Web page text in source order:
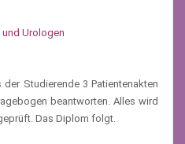
Urologen
Studierende 3 Patientenakten
beantworten. Alles wird
Das Diplom folgt.